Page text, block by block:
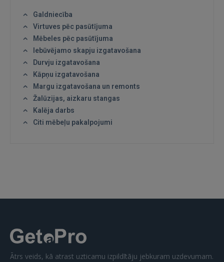
 Sign in with Apple
Vēl neesat reģistrējies?
Galdniecība
Virtuves pēc pasūtījuma
Mēbeles pēc pasūtījuma
Iebūvējamo skapju izgatavošana
Durvju izgatavošana
Kāpņu izgatavošana
Margu izgatavošana un remonts
Žalūzijas, aizkaru stangas
Kalēja darbs
Citi mēbeļu pakalpojumi
Ātrs veids, kā atrast uzticamu izpildītāju jebkuram uzdevumam.